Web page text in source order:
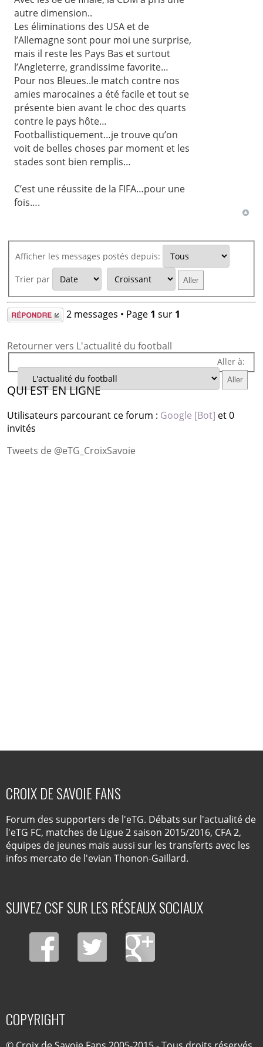
autre dimension..
Les éliminations des USA et de
l’Allemagne sont pour moi une surprise,
mais il reste les Pays Bas et surtout
l’Angleterre, grandissime favorite…
Pour nos Bleues..le match contre nos
amies marocaines a été facile et tout se
présente bien avant le choc des quarts
contre le pays hôte…
Footballistiquement…je trouve qu’on
voit de belles choses par moment et les
stades sont bien remplis…
C’est une réussite de la FIFA…pour une
fois….
Afficher les messages postés depuis:
Trier par
Répondre 2 messages • Page 1 sur 1
Retourner vers L'actualité du football
Aller à:
QUI EST EN LIGNE
Utilisateurs parcourant ce forum : Google [Bot] et 0
invités
Tweets de @eTG_CroixSavoie
CROIX DE SAVOIE FANS
Forum des supporters de l'eTG. Débats sur l'actualité de
l'eTG FC, matches de Ligue 2 saison 2015/2016, CFA 2,
équipes de jeunes mais aussi sur les transferts avec les
infos mercato de l'evian Thonon-Gaillard.
SUIVEZ CSF SUR LES RÉSEAUX SOCIAUX
COPYRIGHT